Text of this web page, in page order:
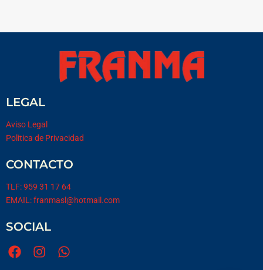
LEGAL
Aviso Legal
Politica de Privacidad
CONTACTO
TLF: 959 31 17 64
EMAIL: franmasl@hotmail.com
SOCIAL
F
a
I
n
W
h